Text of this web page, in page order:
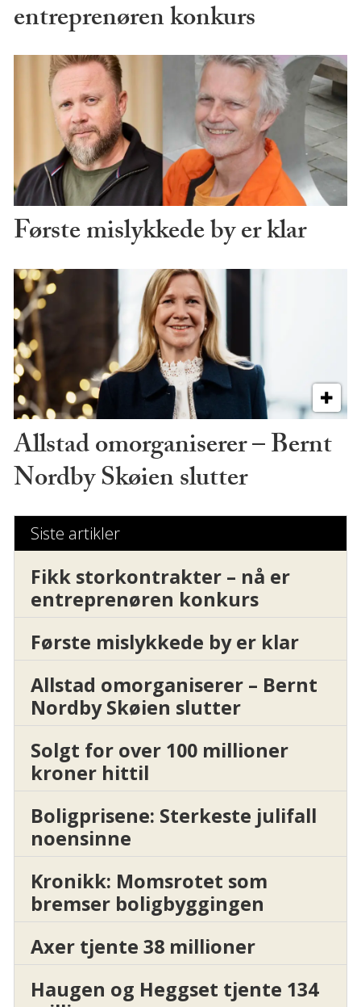
entreprenøren konkurs
Første mislykkede by er klar
Allstad omorganiserer – Bernt
Nordby Skøien slutter
Siste artikler
Fikk storkontrakter – nå er
entreprenøren konkurs
Første mislykkede by er klar
Allstad omorganiserer – Bernt
Nordby Skøien slutter
Solgt for over 100 millioner
kroner hittil
Boligprisene: Sterkeste julifall
noensinne
Kronikk: Momsrotet som
bremser boligbyggingen
Axer tjente 38 millioner
Haugen og Heggset tjente 134